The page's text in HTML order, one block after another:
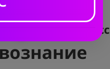
10 - 11 класс